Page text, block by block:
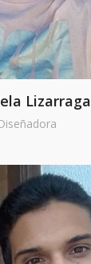
Lizarraga